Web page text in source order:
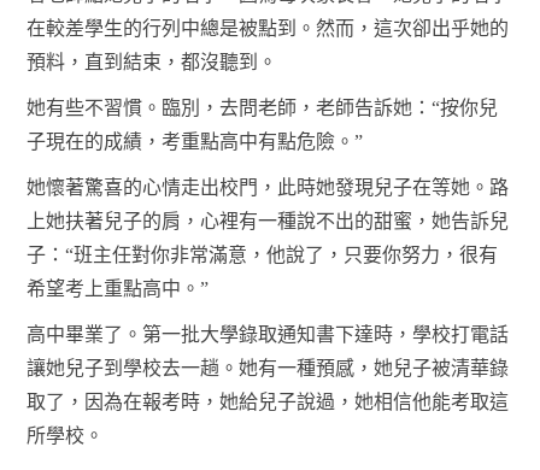
在較差學生的行列中總是被點到。然而，這次卻出乎她的
預料，直到結束，都沒聽到。
她有些不習慣。臨別，去問老師，老師告訴她：“按你兒
子現在的成績，考重點高中有點危險。”
她懷著驚喜的心情走出校門，此時她發現兒子在等她。路
上她扶著兒子的肩，心裡有一種說不出的甜蜜，她告訴兒
子：“班主任對你非常滿意，他說了，只要你努力，很有
希望考上重點高中。”
高中畢業了。第一批大學錄取通知書下達時，學校打電話
讓她兒子到學校去一趟。她有一種預感，她兒子被清華錄
取了，因為在報考時，她給兒子說過，她相信他能考取這
所學校。